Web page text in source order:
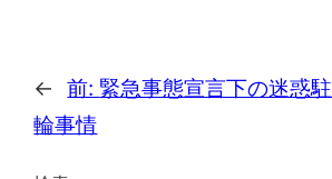
← 前: 緊急事態宣言下の迷惑駐
輪事情